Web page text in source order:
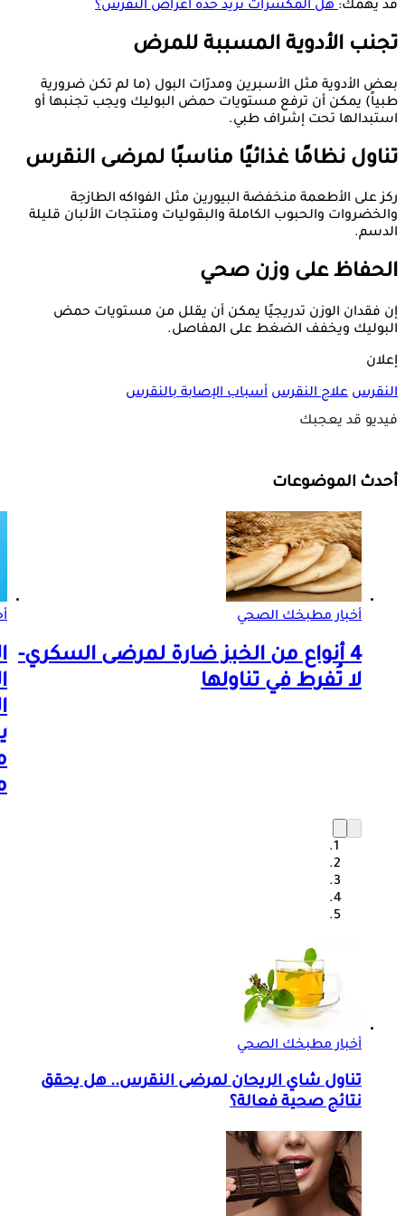
قد يهمك:هل المكسرات تزيد حدة أعراض النقرس؟
تجنب الأدوية المسببة للمرض
بعض الأدوية مثل الأسبرين ومدرّات البول (ما لم تكن ضرورية
طبياً) يمكن أن ترفع مستويات حمض البوليك ويجب تجنبها أو
استبدالها تحت إشراف طبي.
تناول نظامًا غذائيًا مناسبًا لمرضى النقرس
ركز على الأطعمة منخفضة البيورين مثل الفواكه الطازجة
والخضروات والحبوب الكاملة والبقوليات ومنتجات الألبان قليلة
الدسم.
الحفاظ على وزن صحي
إن فقدان الوزن تدريجيًا يمكن أن يقلل من مستويات حمض
البوليك ويخفف الضغط على المفاصل.
إعلان
النقرس علاج النقرس أسباب الإصابة بالنقرس
فيديو قد يعجبك
أحدث الموضوعات
أخبار مطبخك الصحي
4 أنواع من الخبز ضارة لمرضى السكري-
لا تُفرط في تناولها
أخبار مطبخك الصحي
تناول شاي الريحان لمرضى النقرس.. هل يحقق
نتائج صحية فعالة؟